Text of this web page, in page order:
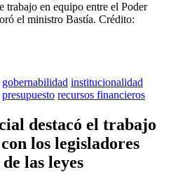
trabajo en equipo entre el Poder
el ministro Bastía. Crédito:
gobernabilidad institucionalidad
presupuesto recursos financieros
destacó el trabajo
los legisladores
las leyes